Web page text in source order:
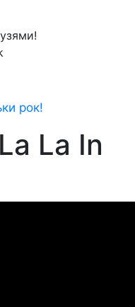
рок!
La In